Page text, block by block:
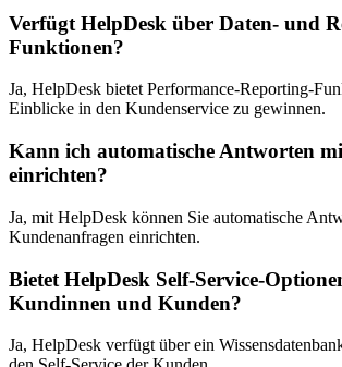
Verfügt HelpDesk über Daten- und
Funktionen?
Ja, HelpDesk bietet Performance-Reporting-
Einblicke in den Kundenservice zu gewinnen.
Kann ich automatische Antworten
einrichten?
Ja, mit HelpDesk können Sie automatische
Kundenanfragen einrichten.
Bietet HelpDesk Self-Service-
Kundinnen und Kunden?
Ja, HelpDesk verfügt über ein